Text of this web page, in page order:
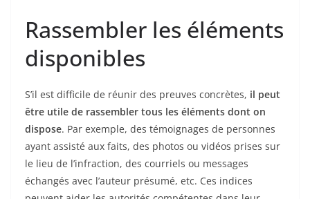
Rassembler les éléments
disponibles
S’il est difficile de réunir des preuves concrètes, il peut
être utile de rassembler tous les éléments dont on
dispose. Par exemple, des témoignages de personnes
ayant assisté aux faits, des photos ou vidéos prises sur
le lieu de l’infraction, des courriels ou messages
échangés avec l’auteur présumé, etc. Ces indices